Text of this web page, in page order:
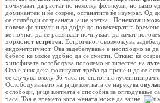
почнуваат да растат по неколку фоликули, но само
доминантен и ќе созрее, останатите ќе изумрат. Од
се ослободи созреаната јајце клетка . Понекогаш
повеќе фоликули и да дојде до повеќекратна
ќе почнат да се развиваат почнуваат да лачат
хормонот естроген. Естрогенот овозможува
ендометриумот. Ова задебелување е неопходно за
бебето ќе може удобно да се смести. Откако ќе созрее
хипофизата ослободува поголемо количество на
Ова е знак дека фоликулот треба да прсне и да се
се случува околу 36 часа по скокот на
Ослободувањето на јајце клетката се нарекува
ослободи, јајце клетката е способна за оплодување
часа. Тоа е времето кога жената може да зачне.